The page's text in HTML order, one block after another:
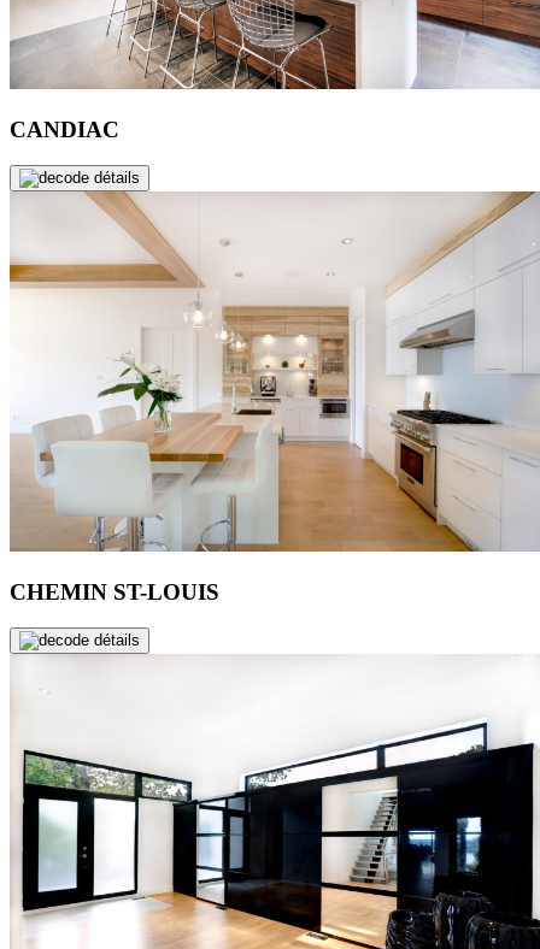
CANDIAC
de détails
CHEMIN ST-LOUIS
de détails